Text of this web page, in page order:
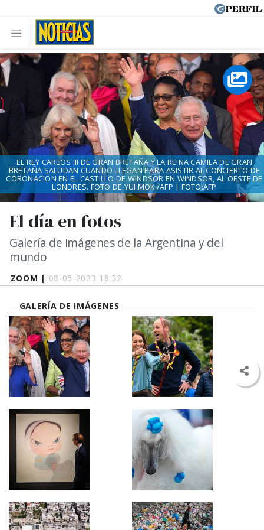
ZOOM | 08-05-2023 18:32
El día en fotos
Galería de imágenes de la Argentina y del
mundo
EL REY CARLOS III DE GRAN BRETAÑA Y LA REINA CAMILA DE GRAN
BRETAÑA SALUDAN CUANDO LLEGAN PARA ASISTIR AL CONCIERTO DE
CORONACIÓN EN EL CASTILLO DE WINDSOR EN WINDSOR, AL OESTE DE
LONDRES. FOTO DE YUI MOK /AFP | FOTO:AFP
GALERÍA DE IMÁGENES